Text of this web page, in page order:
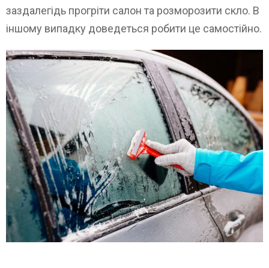
заздалегідь прогріти салон та розморозити скло. В
іншому випадку доведеться робити це самостійно.